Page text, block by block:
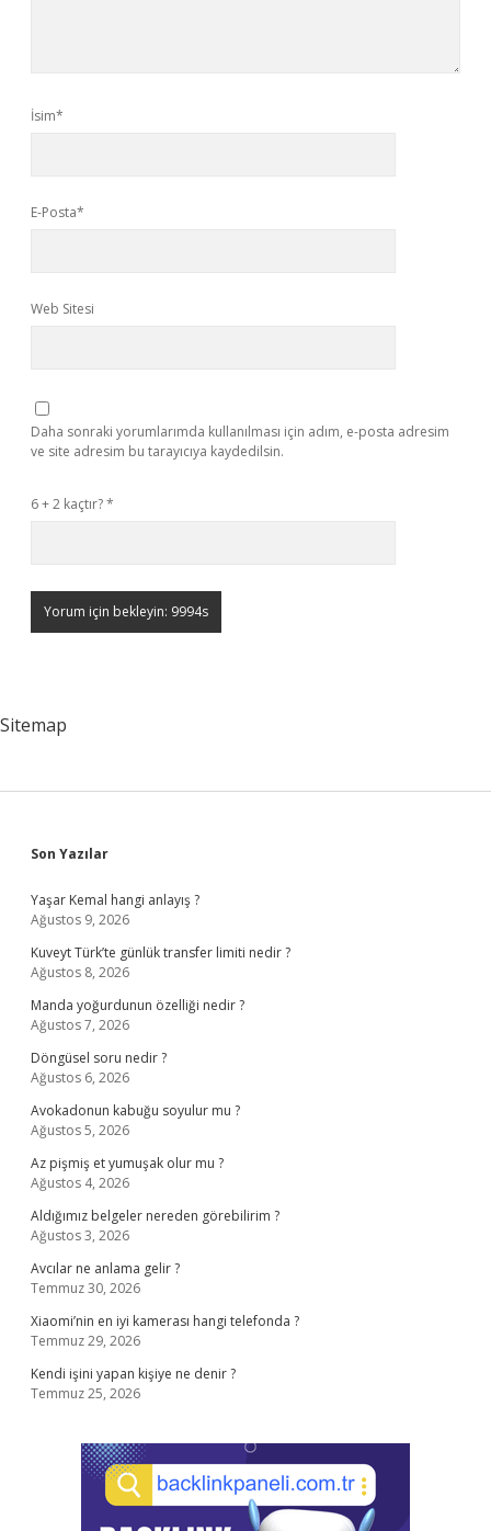
İsim*
E-Posta*
Web Sitesi
Daha sonraki yorumlarımda kullanılması için adım, e-posta adresim
ve site adresim bu tarayıcıya kaydedilsin.
6 + 2 kaçtır?*
Sitemap
Sidebar
Son Yazılar
Yaşar Kemal hangi anlayış ?
Ağustos 9, 2026
Kuveyt Türk’te günlük transfer limiti nedir ?
Ağustos 8, 2026
Manda yoğurdunun özelliği nedir ?
Ağustos 7, 2026
Döngüsel soru nedir ?
Ağustos 6, 2026
Avokadonun kabuğu soyulur mu ?
Ağustos 5, 2026
Az pişmiş et yumuşak olur mu ?
Ağustos 4, 2026
Aldığımız belgeler nereden görebilirim ?
Ağustos 3, 2026
Avcılar ne anlama gelir ?
Temmuz 30, 2026
Xiaomi’nin en iyi kamerası hangi telefonda ?
Temmuz 29, 2026
Kendi işini yapan kişiye ne denir ?
Temmuz 25, 2026